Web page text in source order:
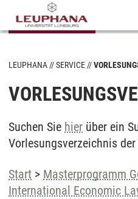
LEUPHANA SERVICE
Suchen Sie hier über ein
Vorlesungsverzeichnis
Start > Masterprogramm
International Economic